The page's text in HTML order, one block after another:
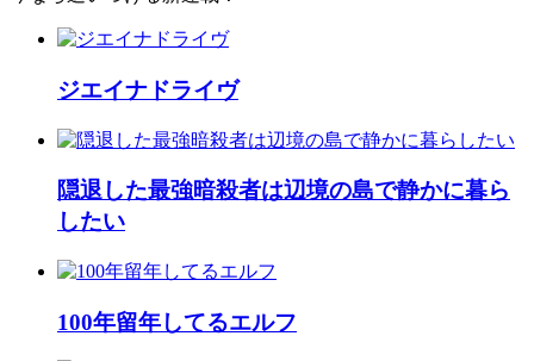
ジエイナドライヴ
隠退した最強暗殺者は辺境の島で静かに暮ら
したい
100年留年してるエルフ